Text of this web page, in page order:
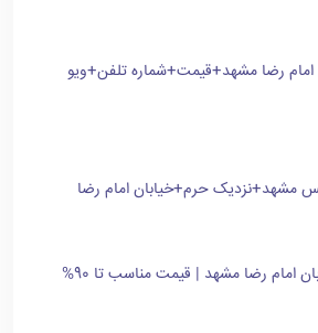
رضا مشهد+قیمت+شماره تلفن+ویو
مشهد+نزدیک حرم+خیابان امام رضا
لیست سوئیت های خیابان امام رضا مشهد | قیمت مناسب تا 90%